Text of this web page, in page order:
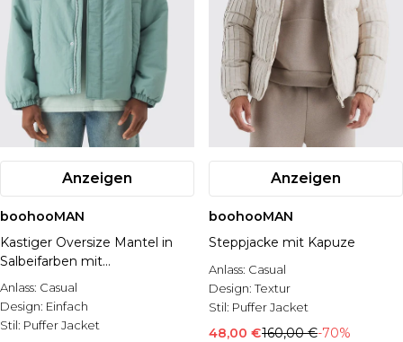
Anzeigen
boohooMAN
Kastiger Oversize Mantel in
Salbeifarben mit
Trichterkragen
Anlass: Casual
Design: Einfach
Stil: Puffer Jacket
Anzeigen
boohooMAN
Steppjacke mit Kapuze
Anlass: Casual
Design:Textur
Stil: Puffer Jacket
48,00 €160,00 €-70%